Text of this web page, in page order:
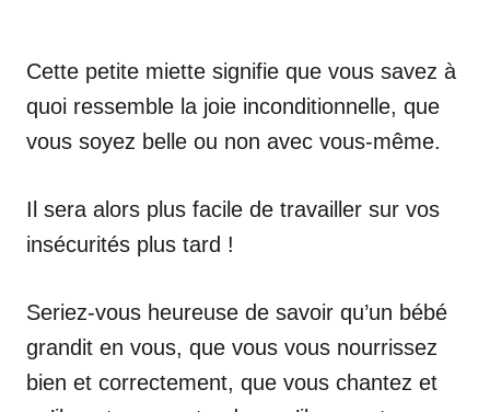
Cette petite miette signifie que vous savez à
quoi ressemble la joie inconditionnelle, que
vous soyez belle ou non avec vous-même.
Il sera alors plus facile de travailler sur vos
insécurités plus tard !
Seriez-vous heureuse de savoir qu’un bébé
grandit en vous, que vous vous nourrissez
bien et correctement, que vous chantez et